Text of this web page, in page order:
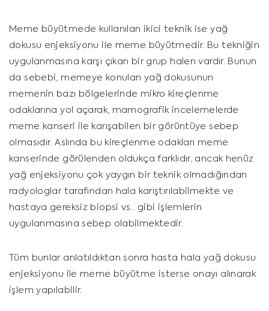
Meme büyütmede kullanılan ikici teknik ise yağ
dokusu enjeksiyonu ile meme büyütmedir. Bu tekniğin
uygulanmasına karşı çıkan bir grup halen vardır. Bunun
da sebebi, memeye konulan yağ dokusunun
memenin bazı bölgelerinde mikro kireçlenme
odaklarına yol açarak, mamografik incelemelerde
meme kanseri ile karışabilen bir görüntüye sebep
olmasıdır. Aslında bu kireçlenme odakları meme
kanserinde görülenden oldukça farklıdır, ancak henüz
yağ enjeksiyonu çok yaygın bir teknik olmadığından
radyologlar tarafından hala karıştırılabilmekte ve
hastaya gereksiz biopsi vs.. gibi işlemlerin
uygulanmasına sebep olabilmektedir.
Tüm bunlar anlatıldıktan sonra hasta hala yağ dokusu
enjeksiyonu ile meme büyütme isterse onayı alınarak
işlem yapılabilir.